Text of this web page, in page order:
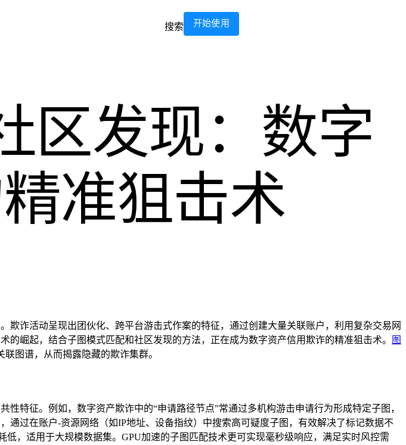
搜索 开始使用
区发现：数字
准狙击术
诈活动呈现出团伙化、跨平台游击式作案的特征，通过创建大量关联账户，利用复杂交易网
崛起，结合子图模式匹配和社区发现的方法，正在成为数字资产信用欺诈的精准狙击术。
图
图谱，从而揭露隐藏的欺诈集群。
特征。例如，数字资产欺诈中的“申请路径节点”常通过多机构游击申请行为形成特定子图，
过在账户-资源网络（如IP地址、设备指纹）中搜索高可疑度子图，有效解决了标记数据不
，适用于大规模数据集。GPU加速的子图匹配技术更可实现毫秒级响应，满足实时风控需